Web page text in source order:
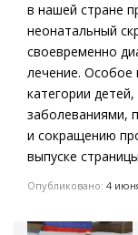
в нашей стране
неонатальный
своевременно
лечение. Особое
категории
заболеваниями,
и сокращению
выпуске
Опубликовано: 4